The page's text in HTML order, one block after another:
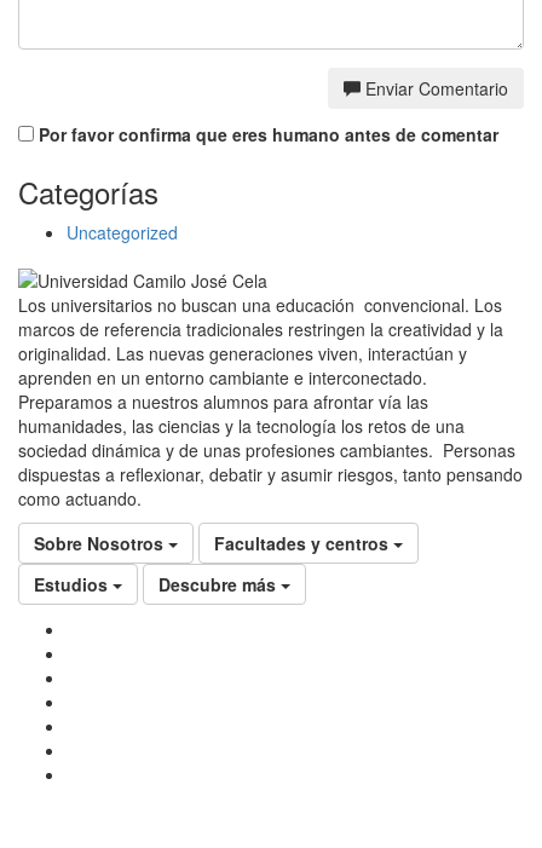
Enviar Comentario
Por favor confirma que eres humano antes de comentar
Categorías
Uncategorized
Los universitarios no buscan una educación convencional. Los
marcos de referencia tradicionales restringen la creatividad y la
originalidad. Las nuevas generaciones viven, interactúan y
aprenden en un entorno cambiante e interconectado.
Preparamos a nuestros alumnos para afrontar vía las
humanidades, las ciencias y la tecnología los retos de una
sociedad dinámica y de unas profesiones cambiantes. Personas
dispuestas a reflexionar, debatir y asumir riesgos, tanto pensando
como actuando.
Sobre Nosotros
Facultades y centros
Estudios
Descubre más